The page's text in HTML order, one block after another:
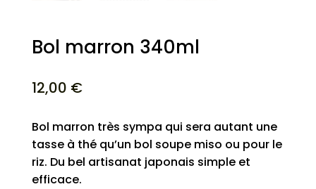
Bol marron 340ml
12,00 €
Bol marron très sympa qui sera autant une
tasse à thé qu’un bol soupe miso ou pour le
riz. Du bel artisanat japonais simple et
efficace.